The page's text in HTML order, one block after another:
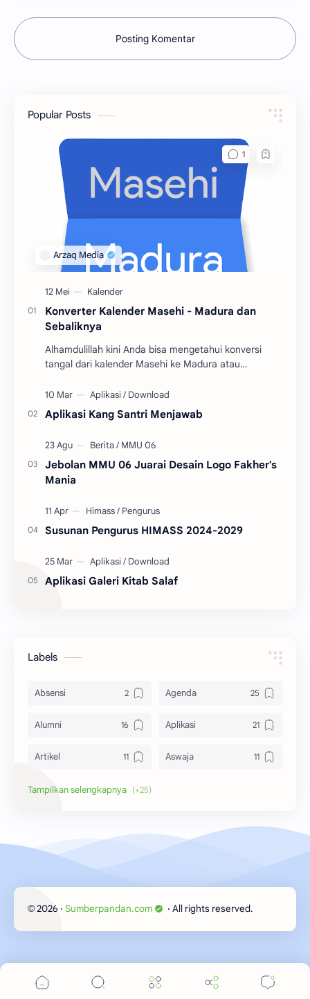
Posting Komentar
Popular Posts
Konverter Kalender Masehi - Madura dan
Sebaliknya
Alhamdulillah kini Anda bisa mengetahui konversi
tangal dari kalender Masehi ke Madura atau
tahun…
Aplikasi Kang Santri Menjawab
Jebolan MMU 06 Juarai Desain Logo Fakher's
Mania
Susunan Pengurus HIMASS 2024-2029
Aplikasi Galeri Kitab Salaf
Labels
Absensi Agenda
Alumni Aplikasi
Artikel Aswaja
Bangkalan
Donatur
Kalender Kampungku
Laporan
© 2026 ‧ Sumberpandan.com ‧ All rights reserved.